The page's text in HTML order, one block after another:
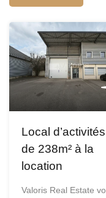
Local d’activités
de 238m² à la
location
Valoris Real Estate